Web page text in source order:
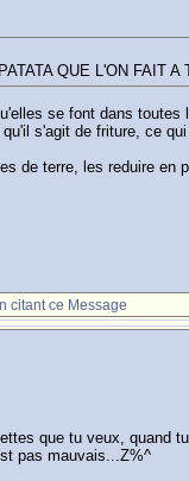
QUE L'ON FAIT
se font dans
s'agit de friture, ce
de terre, les reduire
citant ce Message
que tu veux, quand
pas mauvais...Z%^